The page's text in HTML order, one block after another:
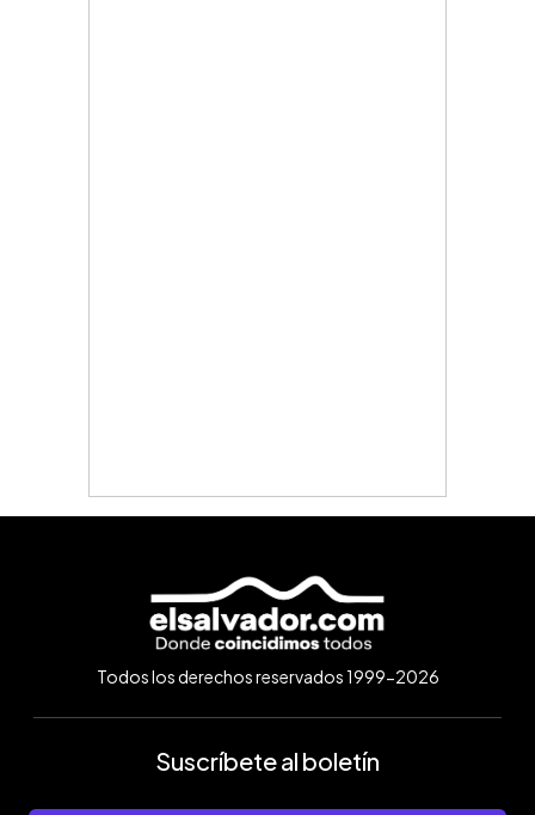
Todos los derechos reservados 1999-2026
Suscríbete al boletín